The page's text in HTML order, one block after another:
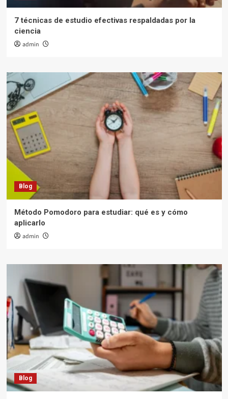
7 técnicas de estudio efectivas respaldadas por la
ciencia
admin
Blog
Método Pomodoro para estudiar: qué es y cómo
aplicarlo
admin
Blog